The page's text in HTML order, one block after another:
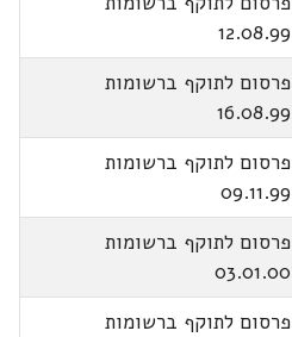
12.08.99
פרסום לתוקף ברשומות
16.08.99
פרסום לתוקף ברשומות
09.11.99
פרסום לתוקף ברשומות
03.01.00
פרסום לתוקף ברשומות